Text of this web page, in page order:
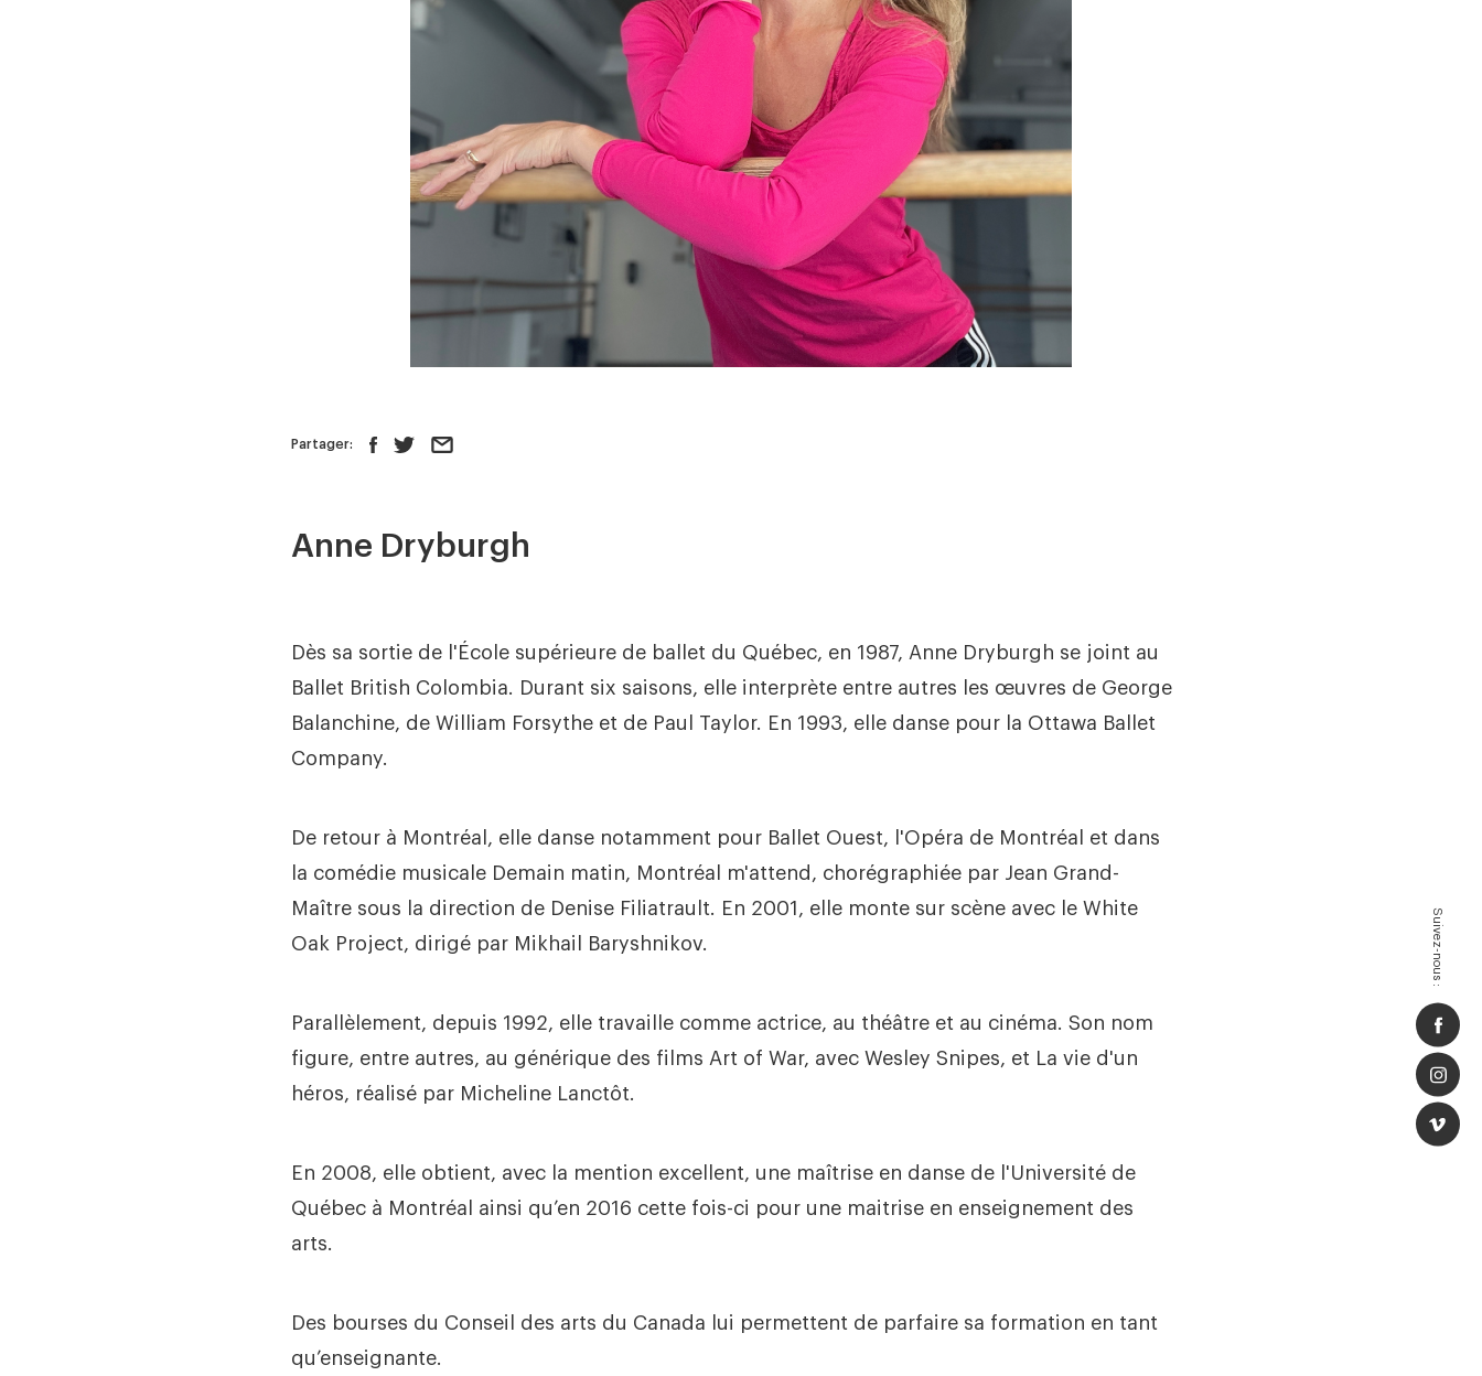
Soirée-bénéfice
Corps de ballet 2026
Galerie photo
Carrières
Partager:
Anne Dryburgh
Dès sa sortie de l'École supérieure de ballet du Québec, en 1987, Anne Dryburgh se joint au
Ballet British Colombia. Durant six saisons, elle interprète entre autres les œuvres de George
Balanchine, de William Forsythe et de Paul Taylor. En 1993, elle danse pour la Ottawa Ballet
Company.
De retour à Montréal, elle danse notamment pour Ballet Ouest, l'Opéra de Montréal et dans
la comédie musicale Demain matin, Montréal m'attend, chorégraphiée par Jean Grand-
Maître sous la direction de Denise Filiatrault. En 2001, elle monte sur scène avec le White
Oak Project, dirigé par Mikhail Baryshnikov.
Parallèlement, depuis 1992, elle travaille comme actrice, au théâtre et au cinéma. Son nom
figure, entre autres, au générique des films Art of War, avec Wesley Snipes, et La vie d'un
héros, réalisé par Micheline Lanctôt.
En 2008, elle obtient, avec la mention excellent, une maîtrise en danse de l'Université de
Québec à Montréal ainsi qu’en 2016 cette fois-ci pour une maitrise en enseignement des
arts.
Des bourses du Conseil des arts du Canada lui permettent de parfaire sa formation en tant
qu’enseignante.
Suivez-nous :